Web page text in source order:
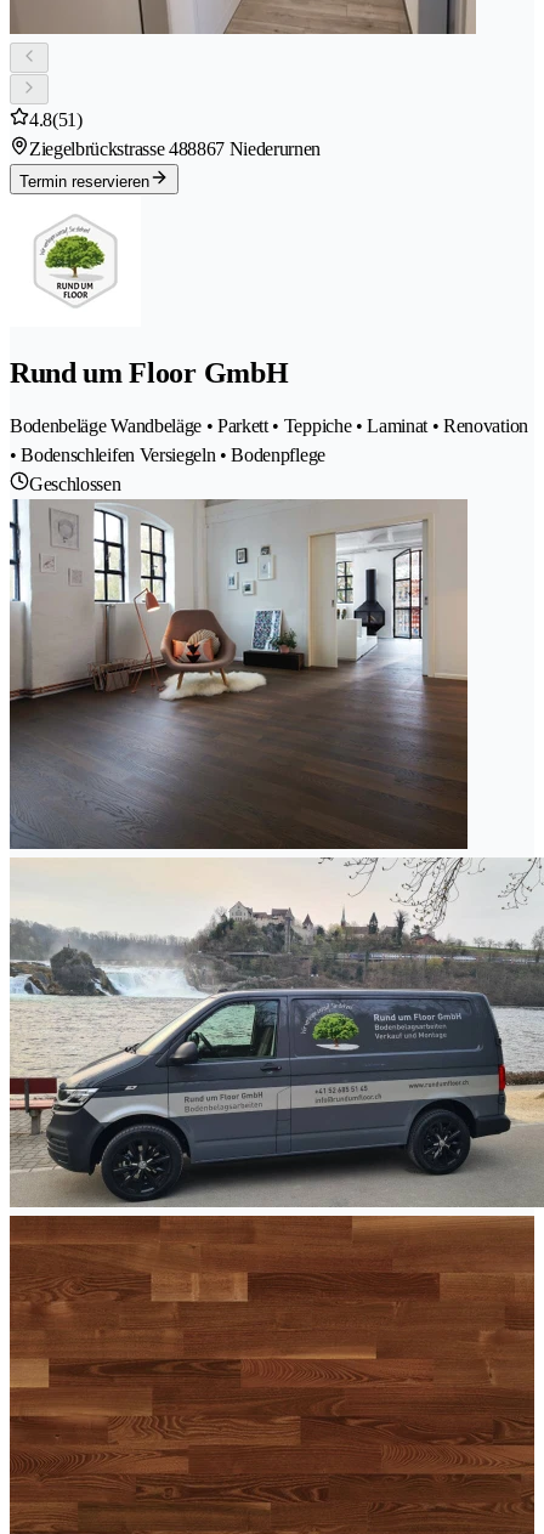
4.8(51)
Ziegelbrückstrasse 488867 Niederurnen
Termin reservieren
Rund um Floor GmbH
Bodenbeläge Wandbeläge • Parkett • Teppiche • Laminat • Renovation
• Bodenschleifen Versiegeln • Bodenpflege
Geschlossen